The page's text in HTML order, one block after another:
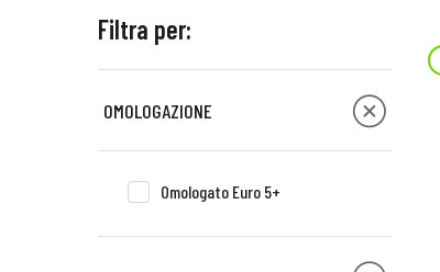
Filtra per:
OMOLOGAZIONE
Omologato Euro 5+